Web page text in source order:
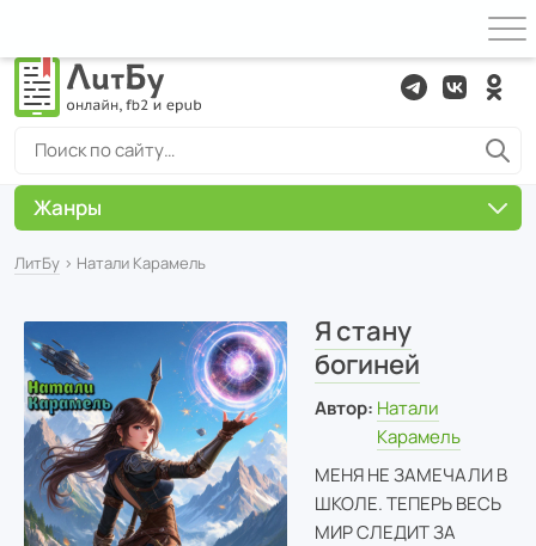
ЛитБу › Натали Карамель
Я стану
богиней
Автор: Натали
Карамель
МЕНЯ НЕ ЗАМЕЧАЛИ В
ШКОЛЕ. ТЕПЕРЬ ВЕСЬ
МИР СЛЕДИТ ЗА
Жанры